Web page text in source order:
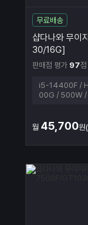
무료배송
샵다나와 무
30/16G]
판매점 평가 97
i5-14400F /
00G / 500W /
월 45,700원